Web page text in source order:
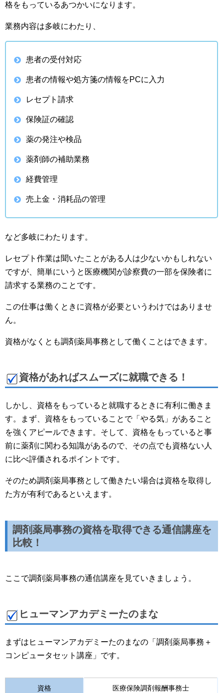
格をもっているあつかいになります。
業務内容は多岐にわたり、
患者の受付対応
患者の情報や処方箋の情報をPCに入力
レセプト請求
保険証の確認
薬の発注や検品
薬剤師の補助業務
経費管理
売上金・消耗品の管理
など多岐にわたります。
レセプト作業は聞いたことがある人は少ないかもしれない
ですが、簡単にいうと医療機関が診察費の一部を保険者に
請求する業務のことです。
この仕事は働くときに資格が必要というわけではありませ
ん。
資格がなくとも調剤薬局事務として働くことはできます。
資格があればスムーズに就職できる！
しかし、資格をもっていると就職するときに有利に働きま
す。まず、資格をもっていることで「やる気」があること
を強くアピールできます。そして、資格をもっていると事
前に薬剤に関わる知識があるので、その点でも資格ない人
に比べ評価されるポイントです。
そのため調剤薬局事務として働きたい場合は資格を取得し
た方が有利であるといえます。
調剤薬局事務の資格を取得できる通信講座を
比較！
ここで調剤薬局事務の通信講座を見ていきましょう。
ヒューマンアカデミーたのまな
まずはヒューマンアカデミーたのまなの「調剤薬局事務＋
コンピュータセット講座」です。
資格 医療保険調剤報酬事務士